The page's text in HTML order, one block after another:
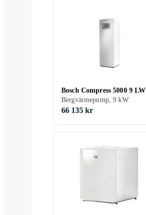
Bosch Compress 5000 9 LW
Bergvärmepump, 9 kW
66 135 kr